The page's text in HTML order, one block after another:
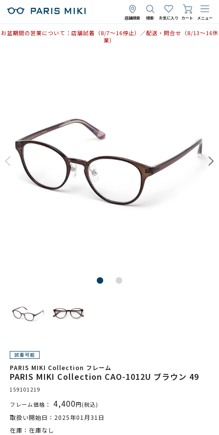
店舗検索 検索 お気に入り カート メニュー
お盆期間の営業について：店舗試着（8/7〜16停止）／配送・問合せ（8/13〜16休
業）
PARIS MIKI Collection フレーム
PARIS MIKI Collection CAO-1012U ブラウン 49
159101219
フレーム価格： 4,400円(税込)
取扱い開始日：2025年01月31日
在庫：在庫なし